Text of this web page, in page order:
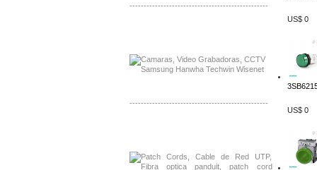
-------------------------------------------------
-------------------------------------------------
US$ 0
US$ 0